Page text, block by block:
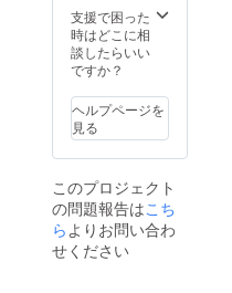
支援で困った
時はどこに相
談したらいい
ですか？
ヘルプページを
見る
このプロジェクト
の問題報告はこち
ら よりお問い合わ
せください